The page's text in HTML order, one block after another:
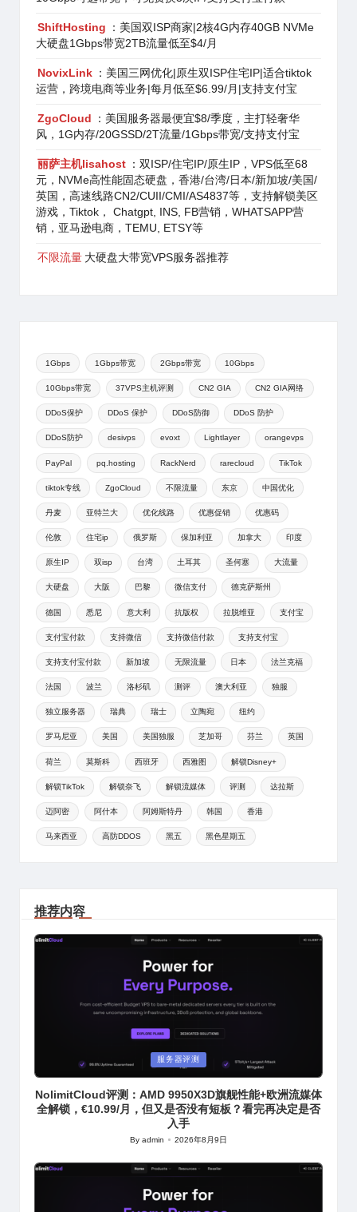
ShiftHosting
：美国双ISP商家|2核4G内存40GB NVMe
大硬盘1Gbps带宽2TB流量低至$4/月
NovixLink ：美国三网优化|原生双ISP住宅IP|适合tiktok
运营，跨境电商等业务|每月低至$6.99/月|支持支付宝
ZgoCloud
：美国服务器最便宜$8/季度，主打轻奢华
风，1G内存/20GSSD/2T流量/1Gbps带宽/支持支付宝
丽萨主机lisahost ：双ISP/住宅IP/原生IP，VPS低至68
元，NVMe高性能固态硬盘，香港/台湾/日本/新加坡/美国/
英国，高速线路CN2/CUII/CMI/AS4837等，支持解锁美区
游戏，Tiktok， Chatgpt, INS, FB营销，WHATSAPP营
销，亚马逊电商，TEMU, ETSY等
不限流量 大硬盘大带宽VPS服务器推荐
1Gbps 1Gbps带宽 2Gbps带宽 10Gbps
10Gbps带宽 37VPS主机评测 CN2 GIA CN2 GIA网络
DDoS保护 DDoS 保护 DDoS防御 DDoS 防护
DDoS防护 desivps evoxt Lightlayer orangevps
PayPal pq.hosting RackNerd rarecloud TikTok
tiktok专线 ZgoCloud 不限流量 东京 中国优化
丹麦 亚特兰大 优化线路 优惠促销 优惠码
伦敦 住宅ip 俄罗斯 保加利亚 加拿大 印度
原生IP 双isp 台湾 土耳其 圣何塞 大流量
大硬盘 大阪 巴黎 微信支付 德克萨斯州
德国 悉尼 意大利 抗版权 拉脱维亚 支付宝
支付宝付款 支持微信 支持微信付款 支持支付宝
支持支付宝付款 新加坡 无限流量 日本 法兰克福
法国 波兰 洛杉矶 测评 澳大利亚 独服
独立服务器 瑞典 瑞士 立陶宛 纽约
罗马尼亚 美国 美国独服 芝加哥 芬兰 英国
荷兰 莫斯科 西班牙 西雅图 解锁Disney+
解锁TikTok 解锁奈飞 解锁流媒体 评测 达拉斯
迈阿密 阿什本 阿姆斯特丹 韩国 香港
马来西亚 高防DDOS 黑五 黑色星期五
推荐内容
Posted
in
服务器评测
NolimitCloud评测：AMD 9950X3D旗舰性能+欧洲流媒体
全解锁，€10.99/月，但又是否没有短板？看完再决定是否
入手
Posted
Byadmin 2026年8月9日